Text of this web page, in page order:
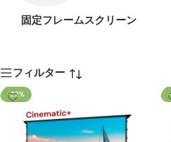
固定フレームスクリーン
フィルター
-22%